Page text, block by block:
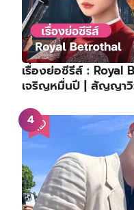
เรื่องย่อซีรีส์ : Royal
เจริญหมื่นปี | สัญญาวิ